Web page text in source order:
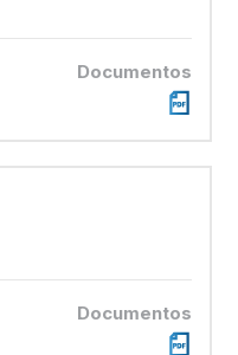
Documentos
Documentos